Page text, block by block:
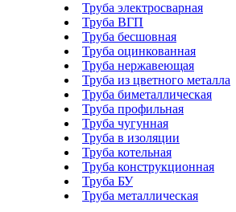
Труба электросварная
Труба ВГП
Труба бесшовная
Труба оцинкованная
Труба нержавеющая
Труба из цветного металла
Труба биметаллическая
Труба профильная
Труба чугунная
Труба в изоляции
Труба котельная
Труба конструкционная
Труба БУ
Труба металлическая